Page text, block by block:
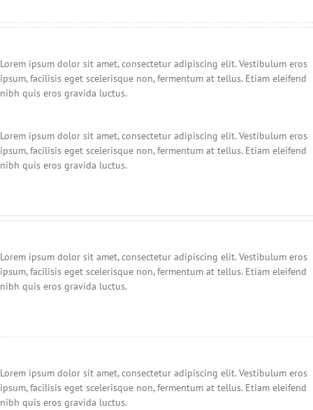
Lorem ipsum dolor sit amet, consectetur adipiscing elit. Vestibulum eros
ipsum, facilisis eget scelerisque non, fermentum at tellus. Etiam eleifend
nibh quis eros gravida luctus.
Lorem ipsum dolor sit amet, consectetur adipiscing elit. Vestibulum eros
ipsum, facilisis eget scelerisque non, fermentum at tellus. Etiam eleifend
nibh quis eros gravida luctus.
Lorem ipsum dolor sit amet, consectetur adipiscing elit. Vestibulum eros
ipsum, facilisis eget scelerisque non, fermentum at tellus. Etiam eleifend
nibh quis eros gravida luctus.
Lorem ipsum dolor sit amet, consectetur adipiscing elit. Vestibulum eros
ipsum, facilisis eget scelerisque non, fermentum at tellus. Etiam eleifend
nibh quis eros gravida luctus.